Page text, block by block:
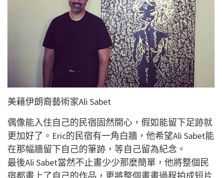
美藉伊朗裔藝術家Ali Sabet
偶像能入住自己的民宿固然開心，假如能留下足跡就
更加好了。Eric的民宿有一角白牆，他希望Ali Sabet能
在那幅牆留下自己的筆跡，等自己留為紀念。
最後Ali Sabet當然不止畫少少那麼簡單，他將整個民
宿都畫上了自己的作品，更將整個畫畫過程拍成短片